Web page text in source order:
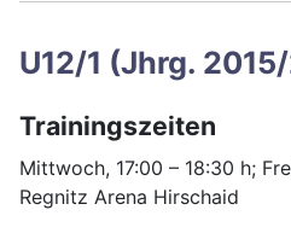
U12/1 (Jhrg.
Trainingszeiten
Mittwoch, 17:00 – 18:30 h;
Regnitz Arena Hirschaid